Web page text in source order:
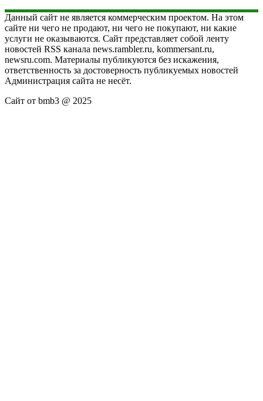
Данный сайт не является коммерческим проектом. На этом
сайте ни чего не продают, ни чего не покупают, ни какие
услуги не оказываются. Сайт представляет собой ленту
новостей RSS канала news.rambler.ru, kommersant.ru,
newsru.com. Материалы публикуются без искажения,
ответственность за достоверность публикуемых новостей
Администрация сайта не несёт.
Сайт от bmb3 @ 2025